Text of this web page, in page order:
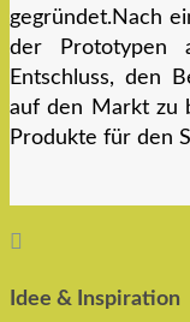
gegründet.Nach
der Prototypen
Entschluss, den
auf den Markt zu
Produkte für den

Idee & Inspiration